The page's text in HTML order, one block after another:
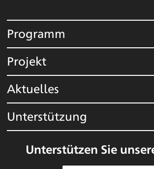
Programm
Projekt
Aktuelles
Unterstützung
Unterstützen Sie